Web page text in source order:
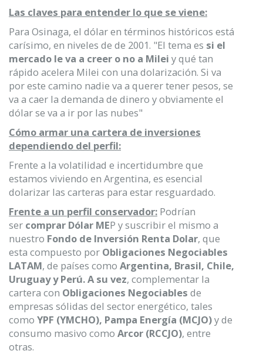
Las claves para entender lo que se viene:
Para Osinaga, el dólar en términos históricos está
carísimo, en niveles de de 2001. "El tema es si el
mercado le va a creer o no a Milei y qué tan
rápido acelera Milei con una dolarización. Si va
por este camino nadie va a querer tener pesos, se
va a caer la demanda de dinero y obviamente el
dólar se va a ir por las nubes"
Cómo armar una cartera de inversiones
dependiendo del perfil:
Frente a la volatilidad e incertidumbre que
estamos viviendo en Argentina, es esencial
dolarizar las carteras para estar resguardado.
Frente a un perfil conservador: Podrían
ser comprar Dólar MEP y suscribir el mismo a
nuestro Fondo de Inversión Renta Dolar, que
esta compuesto por Obligaciones Negociables
LATAM, de países como Argentina, Brasil, Chile,
Uruguay y Perú. A su vez, complementar la
cartera con Obligaciones Negociables de
empresas sólidas del sector energético, tales
como YPF (YMCHO), Pampa Energía (MCJO)y de
consumo masivo como Arcor (RCCJO), entre
otras.